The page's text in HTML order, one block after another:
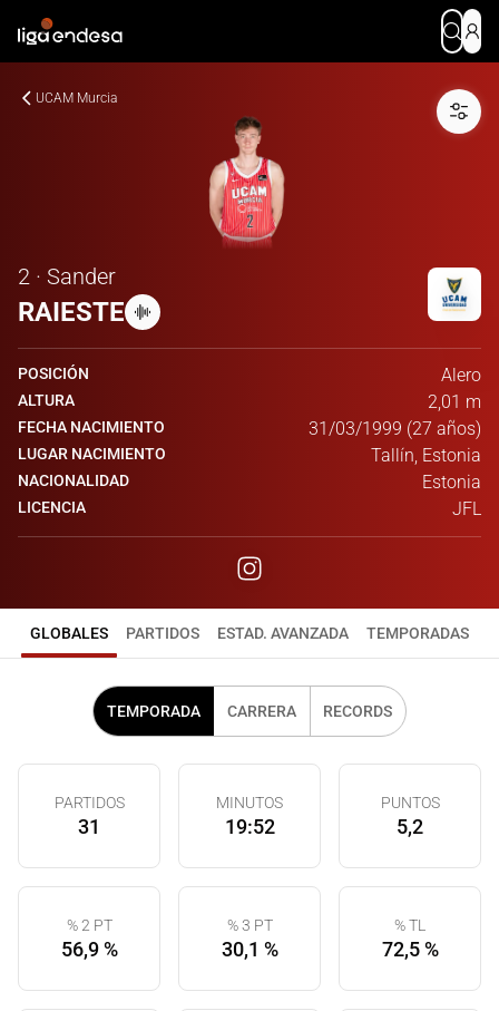
UCAM Murcia
2 · Sander
RAIESTE
POSICIÓN Alero
ALTURA 2,01 m
FECHA NACIMIENTO 31/03/1999 (27 años)
LUGAR NACIMIENTO Tallín, Estonia
NACIONALIDAD Estonia
LICENCIA JFL
GLOBALES PARTIDOS ESTAD. AVANZADA TEMPORADAS
TEMPORADA CARRERA RECORDS
PARTIDOS
31
MINUTOS
19:52
PUNTOS
5,2
% 2 PT
56,9 %
% 3 PT
30,1 %
% TL
72,5 %